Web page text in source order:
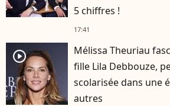
5 chiffres !
17:41
player2
Mélissa Theuriau
fille Lila Debbouze,
scolarisée dans une
autres